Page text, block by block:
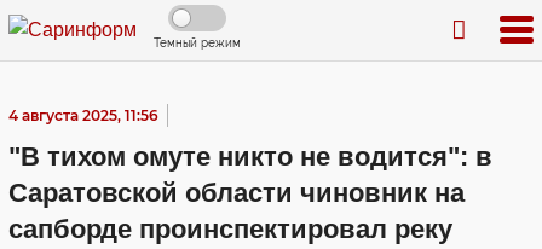
Темный режим
4 августа 2025, 11:56
"В тихом омуте никто не водится": в
Саратовской области чиновник на
сапборде проинспектировал реку